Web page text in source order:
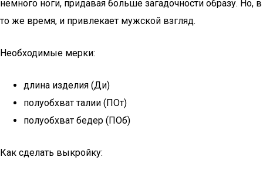
немного ноги, придавая больше загадочности образу. Но, в
то же время, и привлекает мужской взгляд.
Необходимые мерки:
длина изделия (Ди)
полуобхват талии (ПОт)
полуобхват бедер (ПОб)
Как сделать выкройку: